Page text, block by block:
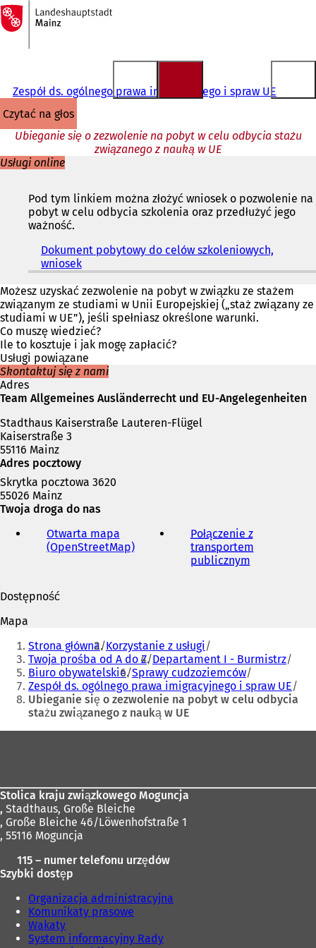
Przejdź do treści
Do
strony
głównej
Zespół ds. ogólnego prawa imigracyjnego i spraw UE
czytać na głos
Ubieganie się o zezwolenie na pobyt w celu odbycia stażu
związanego z nauką w UE
Usługi online
Pod tym linkiem można złożyć wniosek o pozwolenie na
pobyt w celu odbycia szkolenia oraz przedłużyć jego
ważność.
Dokument pobytowy do celów szkoleniowych,
wniosek(
O
t
w
i
e
r
a
s
ę
n
j
a
c
i
Możesz uzyskać zezwolenie na pobyt w związku ze stażem
związanym ze studiami w Unii Europejskiej („staż związany ze
studiami w UE”), jeśli spełniasz określone warunki.
Co muszę wiedzieć?
Ile to kosztuje i jak mogę zapłacić?
Usługi powiązane
Skontaktuj się z nami
Adres
Team Allgemeines Ausländerrecht und EU-Angelegenheiten
Stadthaus Kaiserstraße Lauteren-Flügel
Kaiserstraße 3
55116 Mainz
Adres pocztowy
Skrytka pocztowa 3620
55026 Mainz
Twoja droga do nas
Otwarta mapa
(OpenStreetMap)(
a
s
i
ę
w
n
o
w
a
r
c
i
)
Połączenie z
transportem
publicznym
a
s
i
ę
w
o
k
Dostępność
Mapa
Jesteś
tutaj:
Strona główna Korzystanie z usługi
Twoja prośba od A do Z Departament I - Burmistrz
Biuro obywatelskie Sprawy cudzoziemców
Zespół ds. ogólnego prawa imigracyjnego i spraw UE
Ubieganie się o zezwolenie na pobyt w celu odbycia
stażu związanego z nauką w UE
Stolica kraju związkowego Moguncja
, Stadthaus, Große Bleiche
, Große Bleiche 46/Löwenhofstraße 1
, 55116 Moguncja
115 – numer telefonu urzędów
Szybki dostęp
Organizacja administracyjna
Komunikaty prasowe
Wakaty
System informacyjny Rady